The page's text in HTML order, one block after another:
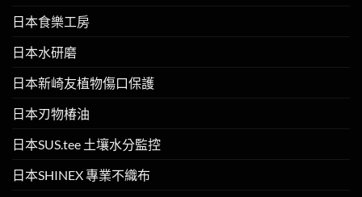
日本食樂工房
日本水研磨
日本新崎友植物傷口保護
日本刃物椿油
日本SUS.tee 土壤水分監控
日本SHINEX 專業不織布